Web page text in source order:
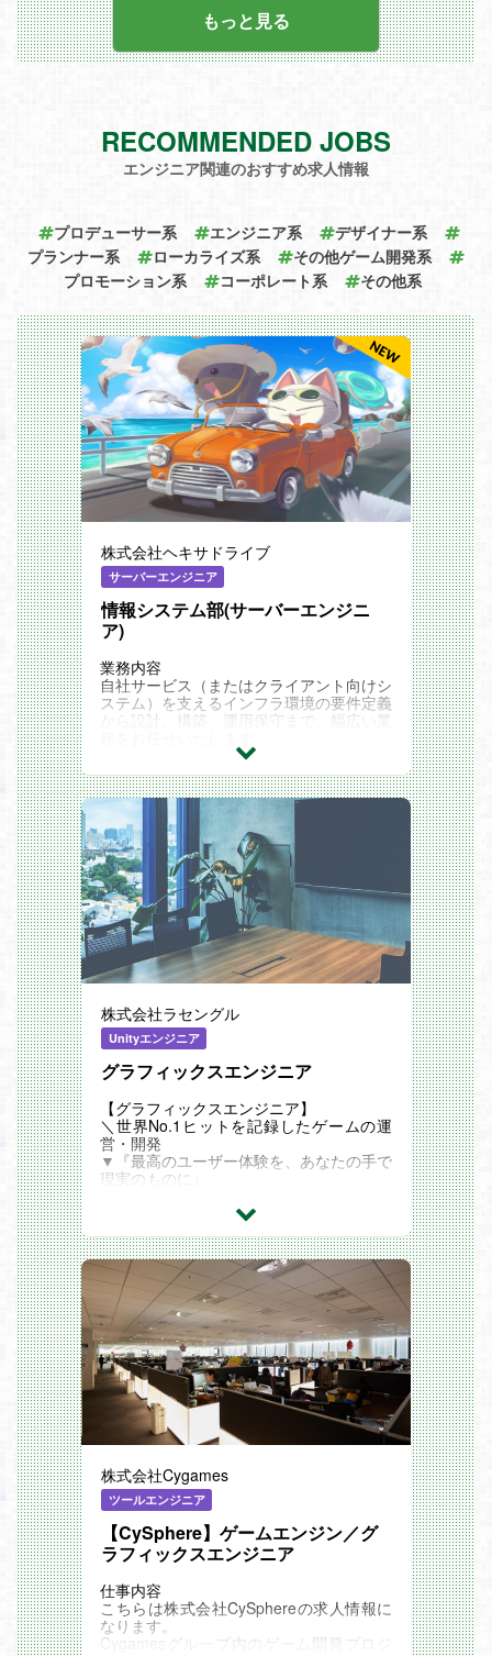
もっと見る
RECOMMENDED JOBS
エンジニア関連のおすすめ求人情報
プロデューサー系 エンジニア系
デザイナー系
プランナー系
ローカライズ系
その他ゲーム開発系
プロモーション系
コーポレート系 その他系
株式会社ヘキサドライブ
サーバーエンジニア
情報システム部(サーバーエンジニ
ア)
業務内容
自社サービス（またはクライアント向けシ
ステム）を支えるインフラ環境の要件定義
から設計、構築、運用保守まで、幅広い業
【メイン業務】
・Windowsサーバの設計、構築、運用、
設定、テスト
・Linuxサーバの設計、構築、運用、設
定、テスト
・Hyper-Vの構築・設定・運用
・システムの監視、障害対応、トラブルシ
ューティング
・パフォーマンスチューニング、キャパシ
ティプランニング
・セキュリティ対策の立案および実施
【サポート業務】
・社内スタッフからのPC不具合や故障に
ついての問い合わせ対応
・社内プロジェクトからのアカウント管理
依頼
・PCの設定/キッティング(主にWindows1
・アプリケーションのインストール
株式会社ラセングル
Unityエンジニア
グラフィックスエンジニア
【グラフィックスエンジニア】
＼世界No.1ヒットを記録したゲームの運
営・開発
▼『最高のユーザー体験を、あなたの手で
現実のものに』
て、クライアント-グラフィックス関連の
開発全般をご担当いただきます。
▼特徴
・国内だけでなく、海外でもトップクラス
のヒットタイトルを生み出している企業で
す。
・2020年4月より在宅勤務を恒久的に制度
化！ 「ホームスタイル」を基本とするハ
イブリッド体制で、柔軟かつ多様な働き方
と業務管理を両立しています。
・各種手当（リモートワーク手当や家賃補
助など）や全社員へのiPad支給、コミュニ
ケーション活性化制度など福利厚生も充実
しており、働きやすい環境です。
これまでのご経験やスキルに合わせて、ク
ライアント-グラフィックスエンジニアの
チームの中心となって活躍していただくこ
とが可能です。
デザイナーやプランナーと協力して面白い
ゲームを創るための技術研究や検証、ツー
ル制作なども含めて幅広く携わっていただ
けます。
仕事内容
【具体的な業務内容】
株式会社Cygames
ツールエンジニア
【CySphere】ゲームエンジン／グ
ラフィックスエンジニア
仕事内容
こちらは株式会社CySphereの求人情報に
なります。
Cygamesグループ内のゲーム開発プロジ